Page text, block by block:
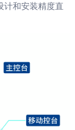
计和安装精度直